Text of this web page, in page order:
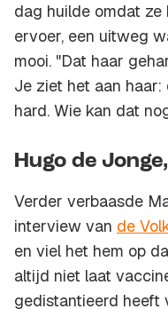
dag huilde omdat
ervoer, een uitweg
mooi. "Dat haar
Je ziet het aan
hard. Wie kan dat
Hugo de
Verder verbaasde
interview van de
en viel het hem op
altijd niet laat
gedistantieerd heeft